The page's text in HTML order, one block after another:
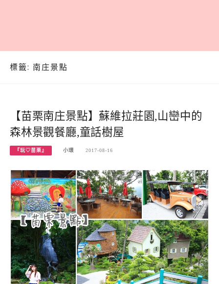
標籤: 南庄景點
【苗栗南庄景點】蘇維拉莊園,山巒中的
森林景觀餐廳,童話樹屋
『玩♡苗栗』 小環 2017-08-16